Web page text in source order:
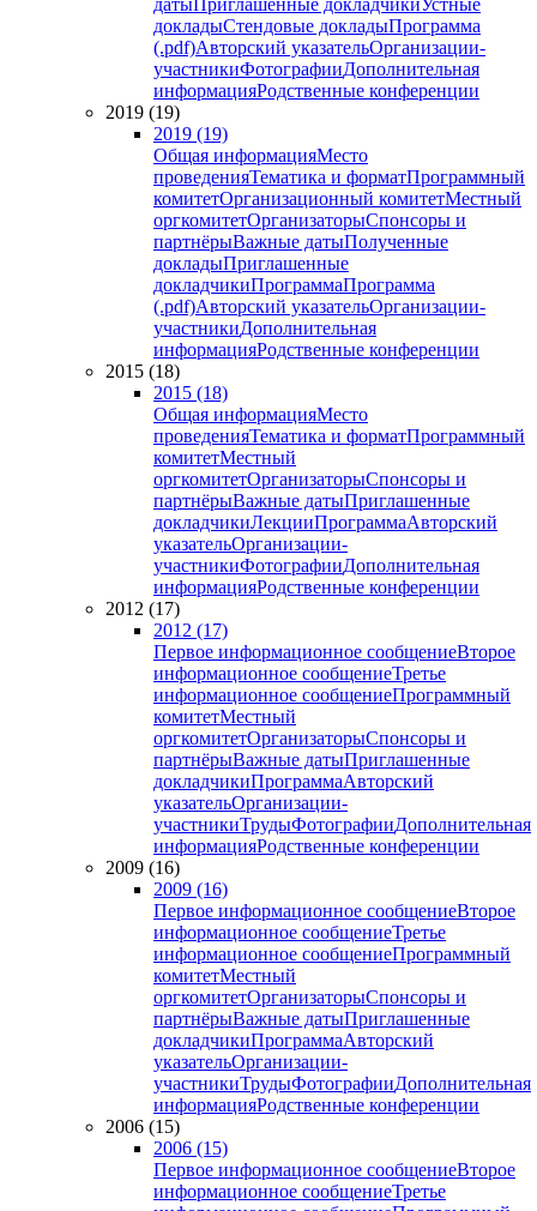
датыПриглашенные докладчикиУстные
докладыСтендовые докладыПрограмма
(.pdf)Авторский указательОрганизации-
участникиФотографииДополнительная
информацияРодственные конференции
2019 (19)
2019 (19)
Общая информацияМесто
проведенияТематика и форматПрограммный
комитетОрганизационный комитетМестный
оргкомитетОрганизаторыСпонсоры и
партнёрыВажные датыПолученные
докладыПриглашенные
докладчикиПрограммаПрограмма
(.pdf)Авторский указательОрганизации-
участникиДополнительная
информацияРодственные конференции
2015 (18)
2015 (18)
Общая информацияМесто
проведенияТематика и форматПрограммный
комитетМестный
оргкомитетОрганизаторыСпонсоры и
партнёрыВажные датыПриглашенные
докладчикиЛекцииПрограммаАвторский
указательОрганизации-
участникиФотографииДополнительная
информацияРодственные конференции
2012 (17)
2012 (17)
Первое информационное сообщениеВторое
информационное сообщениеТретье
информационное сообщениеПрограммный
комитетМестный
оргкомитетОрганизаторыСпонсоры и
партнёрыВажные датыПриглашенные
докладчикиПрограммаАвторский
указательОрганизации-
участникиТрудыФотографииДополнительная
информацияРодственные конференции
2009 (16)
2009 (16)
Первое информационное сообщениеВторое
информационное сообщениеТретье
информационное сообщениеПрограммный
комитетМестный
оргкомитетОрганизаторыСпонсоры и
партнёрыВажные датыПриглашенные
докладчикиПрограммаАвторский
указательОрганизации-
участникиТрудыФотографииДополнительная
информацияРодственные конференции
2006 (15)
2006 (15)
Первое информационное сообщениеВторое
информационное сообщениеТретье